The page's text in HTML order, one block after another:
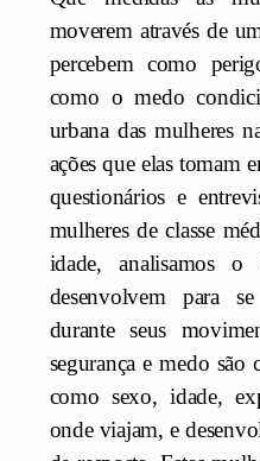
moverem através de
percebem como
como o medo
urbana das mulheres
ações que elas tomam
questionários e
mulheres de classe
idade, analisamos o
desenvolvem para
durante seus
segurança e medo são
como sexo, idade,
onde viajam, e